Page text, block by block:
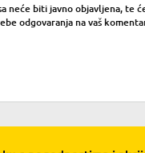
neće biti javno objavljena, te
odgovaranja na vaš